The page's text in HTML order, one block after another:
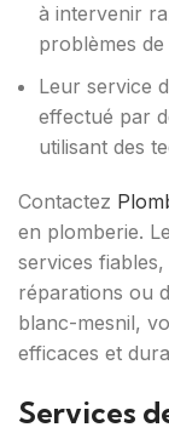
à intervenir
problèmes
Leur service
effectué par
utilisant des
Contactez
en plomberie.
services fiables,
réparations ou
blanc-mesnil,
efficaces et
Services